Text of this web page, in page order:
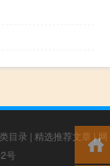
目录 | 精选推荐文章 |网
号